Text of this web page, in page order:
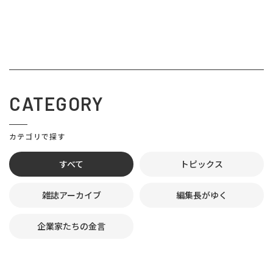
CATEGORY
カテゴリで探す
すべて トピックス
雑誌アーカイブ 編集長がゆく
企業家たちの金言